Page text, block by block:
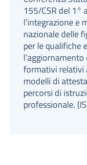
155/CSR del 1°
l’integrazione e
nazionale delle
per le qualifiche
formativi relativi
modelli di
percorsi di
professionale.